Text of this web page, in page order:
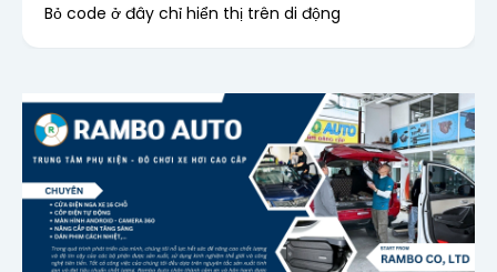
Bỏ code ở đây chỉ hiển thị trên di động